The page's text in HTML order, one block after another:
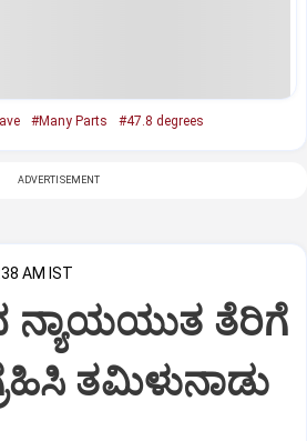
#Many Parts #47.8 degrees
ADVERTISEMENT
AM IST
ನ್ಯಾಯಯುತ ತೆರಿಗೆ
ತಮಿಳುನಾಡು